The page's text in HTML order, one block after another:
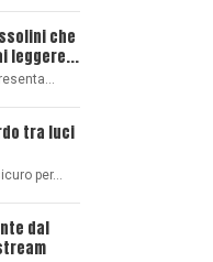
che
leggere...
tra luci
per…
dal
Casa Ailus,
L'Intervista - Paul
BERSERK: LUCI E